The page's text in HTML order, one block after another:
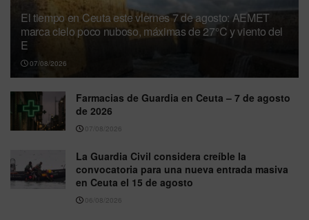
El tiempo en Ceuta este viernes 7 de agosto: AEMET
marca cielo poco nuboso, máximas de 27°C y viento del
E
07/08/2026
Farmacias de Guardia en Ceuta – 7 de agosto
de 2026
07/08/2026
La Guardia Civil considera creíble la
convocatoria para una nueva entrada masiva
en Ceuta el 15 de agosto
06/08/2026